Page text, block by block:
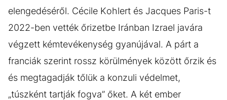
elengedéséről. Cécile Kohlert és Jacques Paris-t
2022-ben vették őrizetbe Iránban Izrael javára
végzett kémtevékenység gyanújával. A párt a
franciák szerint rossz körülmények között őrzik és
és megtagadják tőlük a konzuli védelmet,
„túszként tartják fogva” őket. A két ember